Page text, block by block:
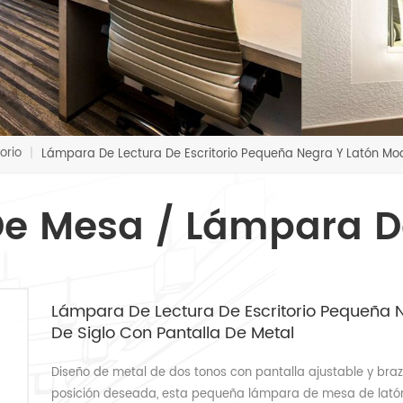
| Lámpara De Lectura De Escritorio Pequeña Negra Y Latón
Mesa / Lámpara
Lámpara De Lectura De Escritorio Pequeña
De Siglo Con Pantalla De Metal
Diseño de metal de dos tonos con pantalla ajustable y
posición deseada, esta pequeña lámpara de mesa de